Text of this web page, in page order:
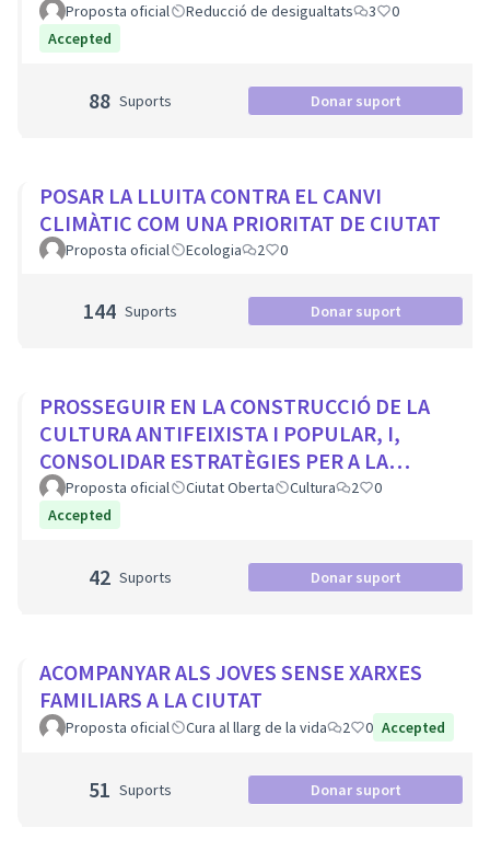
Proposta oficial Reducció de desigualtats 3
0
Accepted
88 Suports Donar suport
POSAR LA LLUITA CONTRA EL CANVI
CLIMÀTIC COM UNA PRIORITAT DE CIUTAT
Proposta oficial Ecologia 2 0
144 Suports Donar suport
PROSSEGUIR EN LA CONSTRUCCIÓ DE LA
CULTURA ANTIFEIXISTA I POPULAR, I,
CONSOLIDAR ESTRATÈGIES PER A LA
VISIBILITZACIÓ DE LA MEMÒRIA
DEMOCRÀTICA CIUTADA
Proposta oficial Ciutat Oberta Cultura 2
0
Accepted
42 Suports Donar suport
ACOMPANYAR ALS JOVES SENSE XARXES
FAMILIARS A LA CIUTAT
Proposta oficial Cura al llarg de la vida 2 0 Accepted
51 Suports Donar suport